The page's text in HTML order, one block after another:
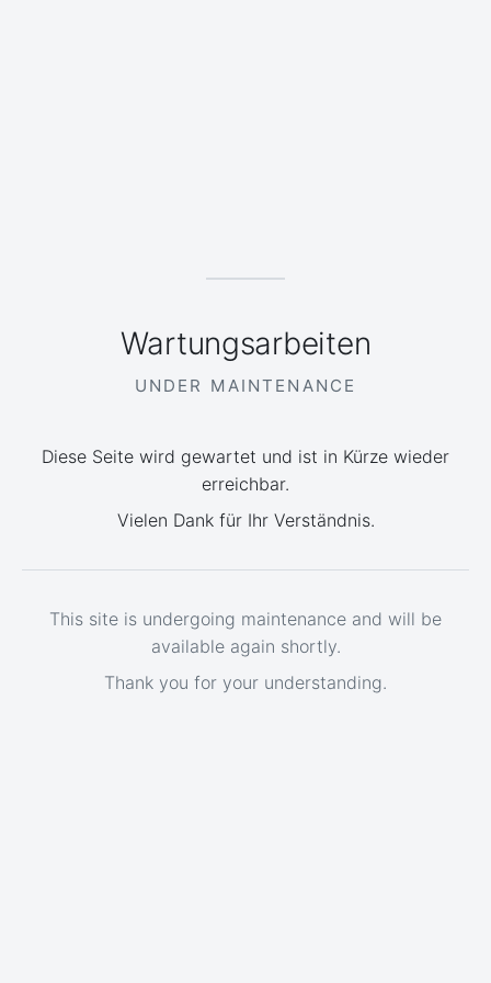
Wartungsarbeiten
UNDER MAINTENANCE
Diese Seite wird gewartet und ist in Kürze wieder
erreichbar.
Vielen Dank für Ihr Verständnis.
This site is undergoing maintenance and will be
available again shortly.
Thank you for your understanding.